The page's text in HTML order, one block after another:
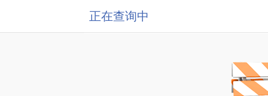
正在查询中